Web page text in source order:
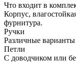
Что входит в
Корпус,
фурнитура.
Ручки
Различные
Петли
С доводчиком или